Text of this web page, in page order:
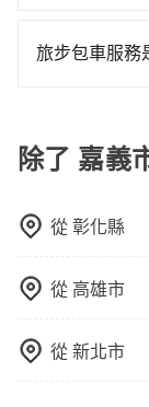
車或者要載其
則可搭乘大眾
機非常高的評
旅步包車服務
認是否能協助
除了 嘉義
從彰化縣
從 高雄市
從新北市